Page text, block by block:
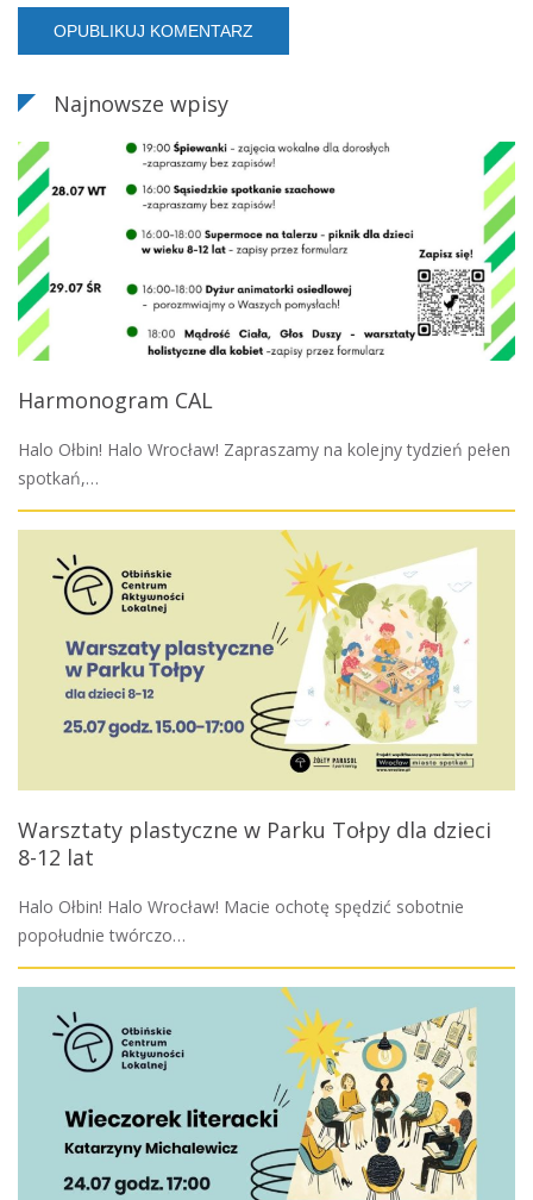
Najnowsze wpisy
Harmonogram CAL
Halo Ołbin! Halo Wrocław! Zapraszamy na kolejny tydzień pełen
spotkań,…
Warsztaty plastyczne w Parku Tołpy dla dzieci
8-12 lat
Halo Ołbin! Halo Wrocław! Macie ochotę spędzić sobotnie
popołudnie twórczo…